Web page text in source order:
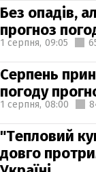
Без опадів,
прогноз
1 серпня, 09:05
Серпень
погоду
1 серпня, 08:00
"Тепловий
довго